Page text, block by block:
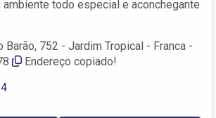
ambiente todo especial e aconchegante
Barão, 752 - Jardim Tropical - Franca -
Endereço copiado!